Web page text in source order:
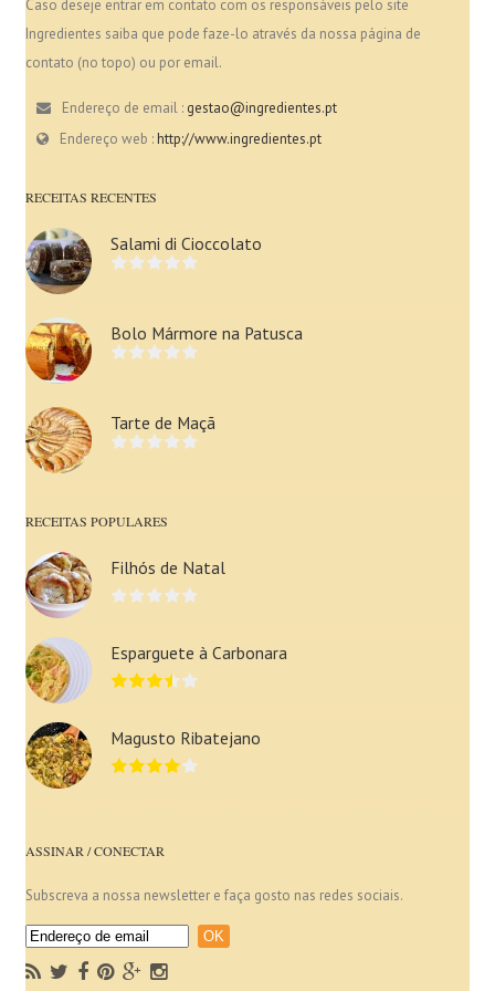
Caso deseje entrar em contato com os responsáveis pelo site
Ingredientes saiba que pode faze-lo através da nossa página de
contato (no topo) ou por email.
Endereço de email : gestao@ingredientes.pt
Endereço web :http://www.ingredientes.pt
RECEITAS RECENTES
Salami di Cioccolato
Bolo Mármore na Patusca
Tarte de Maçã
RECEITAS POPULARES
Filhós de Natal
Esparguete à Carbonara
Magusto Ribatejano
ASSINAR / CONECTAR
Subscreva a nossa newsletter e faça gosto nas redes sociais.